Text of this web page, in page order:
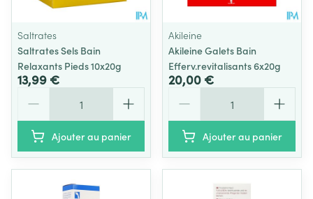
Saltrates
Saltrates Sels Bain
Relaxants Pieds 10x20g
13,99 €
Ajouter au panier
Akileine
Akileine Galets Bain
Efferv.revitalisants 6x20g
20,00 €
Ajouter au panier